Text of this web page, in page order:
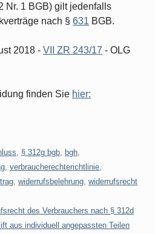
Nr. 1 BGB) gilt jedenfalls
nach § 631 BGB.
2018 - VII ZR 243/17 - OLG
finden Sie hier:
§ 312g bgb bgh
verbraucherechterichtlinie
widerrufsbelehrung widerrufsrecht
des Verbrauchers nach § 312d
aus individuell angepassten Teilen